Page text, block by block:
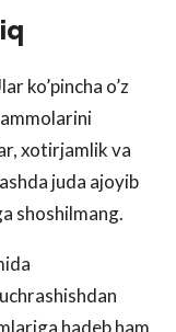
ko’pincha o’z
xotirjamlik va
juda ajoyib
shoshilmang.